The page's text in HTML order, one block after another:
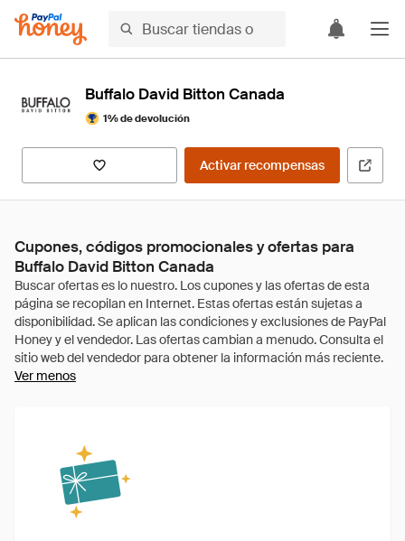
Buffalo David Bitton Canada
1% de devolución
Activar recompensas
Cupones, códigos promocionales y ofertas para
Buffalo David Bitton Canada
Ver menos